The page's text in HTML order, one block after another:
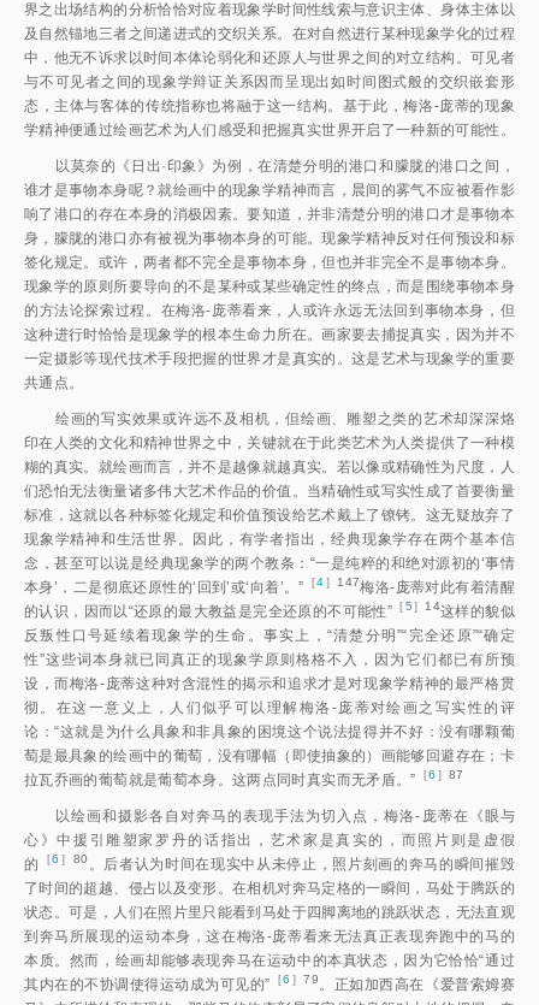
界之出场结构的分析恰恰对应着现象学时间性线索与意识主体、身体主体以
及自然锚地三者之间递进式的交织关系。在对自然进行某种现象学化的过程
中，他无不诉求以时间本体论弱化和还原人与世界之间的对立结构。可见者
与不可见者之间的现象学辩证关系因而呈现出如时间图式般的交织嵌套形
态，主体与客体的传统指称也将融于这一结构。基于此，梅洛-庞蒂的现象
学精神便通过绘画艺术为人们感受和把握真实世界开启了一种新的可能性。
以莫奈的《日出·印象》为例，在清楚分明的港口和朦胧的港口之间，
谁才是事物本身呢？就绘画中的现象学精神而言，晨间的雾气不应被看作影
响了港口的存在本身的消极因素。要知道，并非清楚分明的港口才是事物本
身，朦胧的港口亦有被视为事物本身的可能。现象学精神反对任何预设和标
签化规定。或许，两者都不完全是事物本身，但也并非完全不是事物本身。
现象学的原则所要导向的不是某种或某些确定性的终点，而是围绕事物本身
的方法论探索过程。在梅洛-庞蒂看来，人或许永远无法回到事物本身，但
这种进行时恰恰是现象学的根本生命力所在。画家要去捕捉真实，因为并不
一定摄影等现代技术手段把握的世界才是真实的。这是艺术与现象学的重要
共通点。
绘画的写实效果或许远不及相机，但绘画、雕塑之类的艺术却深深烙
印在人类的文化和精神世界之中，关键就在于此类艺术为人类提供了一种模
糊的真实。就绘画而言，并不是越像就越真实。若以像或精确性为尺度，人
们恐怕无法衡量诸多伟大艺术作品的价值。当精确性或写实性成了首要衡量
标准，这就以各种标签化规定和价值预设给艺术戴上了镣铐。这无疑放弃了
现象学精神和生活世界。因此，有学者指出，经典现象学存在两个基本信
念，甚至可以说是经典现象学的两个教条：“一是纯粹的和绝对源初的‘事情
本身’，二是彻底还原性的‘回到’或‘向着’。” ［4］147梅洛-庞蒂对此有着清醒
的认识，因而以“还原的最大教益是完全还原的不可能性” ［5］14这样的貌似
反叛性口号延续着现象学的生命。事实上，“清楚分明”“完全还原”“确定
性”这些词本身就已同真正的现象学原则格格不入，因为它们都已有所预
设，而梅洛-庞蒂这种对含混性的揭示和追求才是对现象学精神的最严格贯
彻。在这一意义上，人们似乎可以理解梅洛-庞蒂对绘画之写实性的评
论：“这就是为什么具象和非具象的困境这个说法提得并不好：没有哪颗葡
萄是最具象的绘画中的葡萄，没有哪幅（即使抽象的）画能够回避存在；卡
拉瓦乔画的葡萄就是葡萄本身。这两点同时真实而无矛盾。” ［6 ］87
以绘画和摄影各自对奔马的表现手法为切入点，梅洛-庞蒂在《眼与
心》中援引雕塑家罗丹的话指出，艺术家是真实的，而照片则是虚假
的
［6 ］80 。后者认为时间在现实中从未停止，照片刻画的奔马的瞬间摧毁
了时间的超越、侵占以及变形。在相机对奔马定格的一瞬间，马处于腾跃的
状态。可是，人们在照片里只能看到马处于四脚离地的跳跃状态，无法直观
到奔马所展现的运动本身，这在梅洛-庞蒂看来无法真正表现奔跑中的马的
本质。然而，绘画却能够表现奔马在运动中的本真状态，因为它恰恰“通过
其内在的不协调使得运动成为可见的” ［6 ］79。正如加西高在《爱普索姆赛